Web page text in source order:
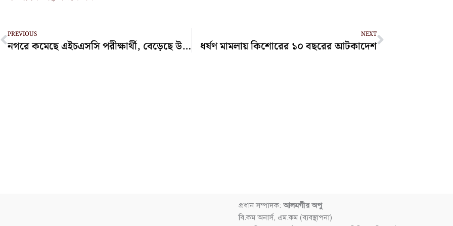
Prev
PREVIOUS
নগরে কমেছে এইচএসসি পরীক্ষার্থী, বেড়েছে উপজেলায়
NEXT
ধর্ষণ মামলায় কিশোরের ১০ বছরের আটকাদেশ
Next
প্রধান সম্পাদক:আলমগীর অপু
বি.কম অনার্স, এম.কম (ব্যবস্থাপনা)